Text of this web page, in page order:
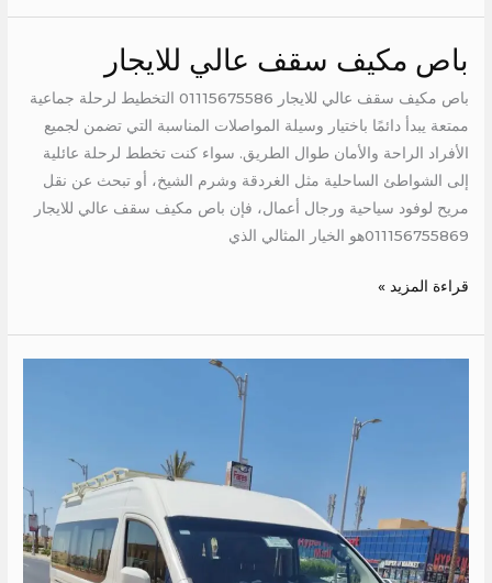
باص مكيف سقف عالي للايجار
باص مكيف سقف عالي للايجار 01115675586 التخطيط لرحلة جماعية
ممتعة يبدأ دائمًا باختيار وسيلة المواصلات المناسبة التي تضمن لجميع
الأفراد الراحة والأمان طوال الطريق. سواء كنت تخطط لرحلة عائلية
إلى الشواطئ الساحلية مثل الغردقة وشرم الشيخ، أو تبحث عن نقل
مريح لوفود سياحية ورجال أعمال، فإن باص مكيف سقف عالي للايجار
011156755869هو الخيار المثالي الذي
باص
مكيف
سقف
عالي
للايجار
قراءة المزيد »